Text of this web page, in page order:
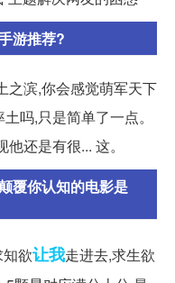
游推荐?
之滨,你会感觉萌军天下
吗,只是简单了一点。
还是有很... 这。
覆你认知的电影是
欲让我走进去,求生欲